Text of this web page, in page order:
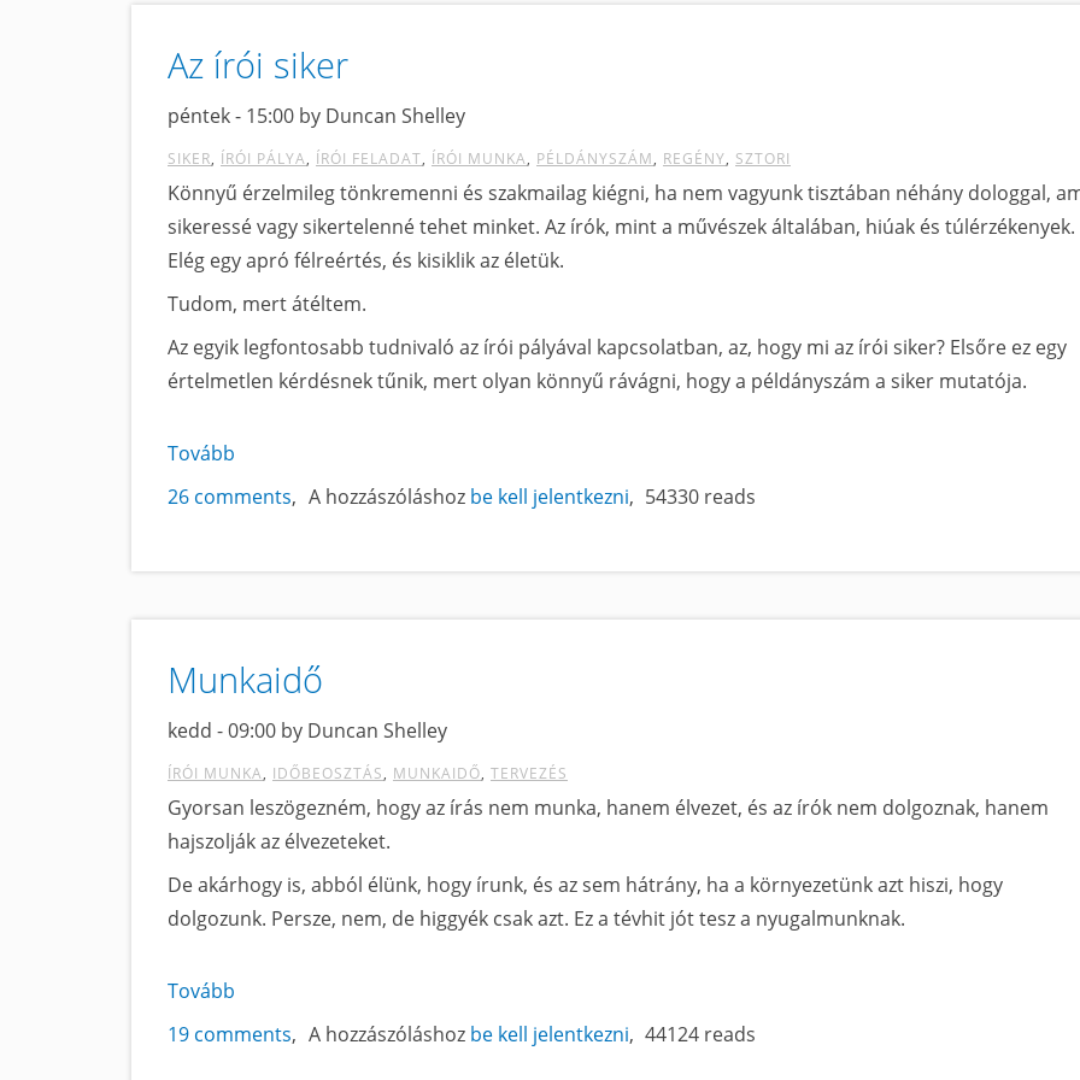
regényírónak?
tartalomra
Az írói siker
péntek - 15:00 by Duncan Shelley
SIKER ÍRÓI PÁLYA ÍRÓI FELADAT ÍRÓI MUNKA PÉLDÁNYSZÁM REGÉNY SZTORI
Könnyű érzelmileg tönkremenni és szakmailag kiégni, ha nem vagyunk tisztában néhány dologgal,
sikeressé vagy sikertelenné tehet minket. Az írók, mint a művészek általában, hiúak és túlérzékenyek.
Elég egy apró félreértés, és kisiklik az életük.
Tudom, mert átéltem.
Az egyik legfontosabb tudnivaló az írói pályával kapcsolatban, az, hogy mi az írói siker? Elsőre ez egy
értelmetlen kérdésnek tűnik, mert olyan könnyű rávágni, hogy a példányszám a siker mutatója.
Tovább
Az
tartalomra
26 comments A hozzászóláshoz be kell jelentkezni 54330 reads
Munkaidő
kedd - 09:00 by Duncan Shelley
ÍRÓI MUNKA IDŐBEOSZTÁS MUNKAIDŐ TERVEZÉS
Gyorsan leszögezném, hogy az írás nem munka, hanem élvezet, és az írók nem dolgoznak, hanem
hajszolják az élvezeteket.
De akárhogy is, abból élünk, hogy írunk, és az sem hátrány, ha a környezetünk azt hiszi, hogy
dolgozunk. Persze, nem, de higgyék csak azt. Ez a tévhit jót tesz a nyugalmunknak.
Tovább
Munkaidő
19 comments A hozzászóláshoz be kell jelentkezni 44124 reads